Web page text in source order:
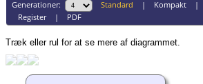
Generationer: Standard | Kompakt|
Register| PDF
Træk eller rul for at se mere af diagrammet.